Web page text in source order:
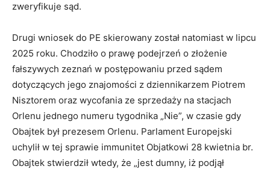
zweryfikuje sąd.
Drugi wniosek do PE skierowany został natomiast w lipcu
2025 roku. Chodziło o prawę podejrzeń o złożenie
fałszywych zeznań w postępowaniu przed sądem
dotyczących jego znajomości z dziennikarzem Piotrem
Nisztorem oraz wycofania ze sprzedaży na stacjach
Orlenu jednego numeru tygodnika „Nie”, w czasie gdy
Obajtek był prezesem Orlenu. Parlament Europejski
uchylił w tej sprawie immunitet Objatkowi 28 kwietnia br.
Obajtek stwierdził wtedy, że „jest dumny, iż podjął